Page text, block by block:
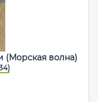
(Морская волна)